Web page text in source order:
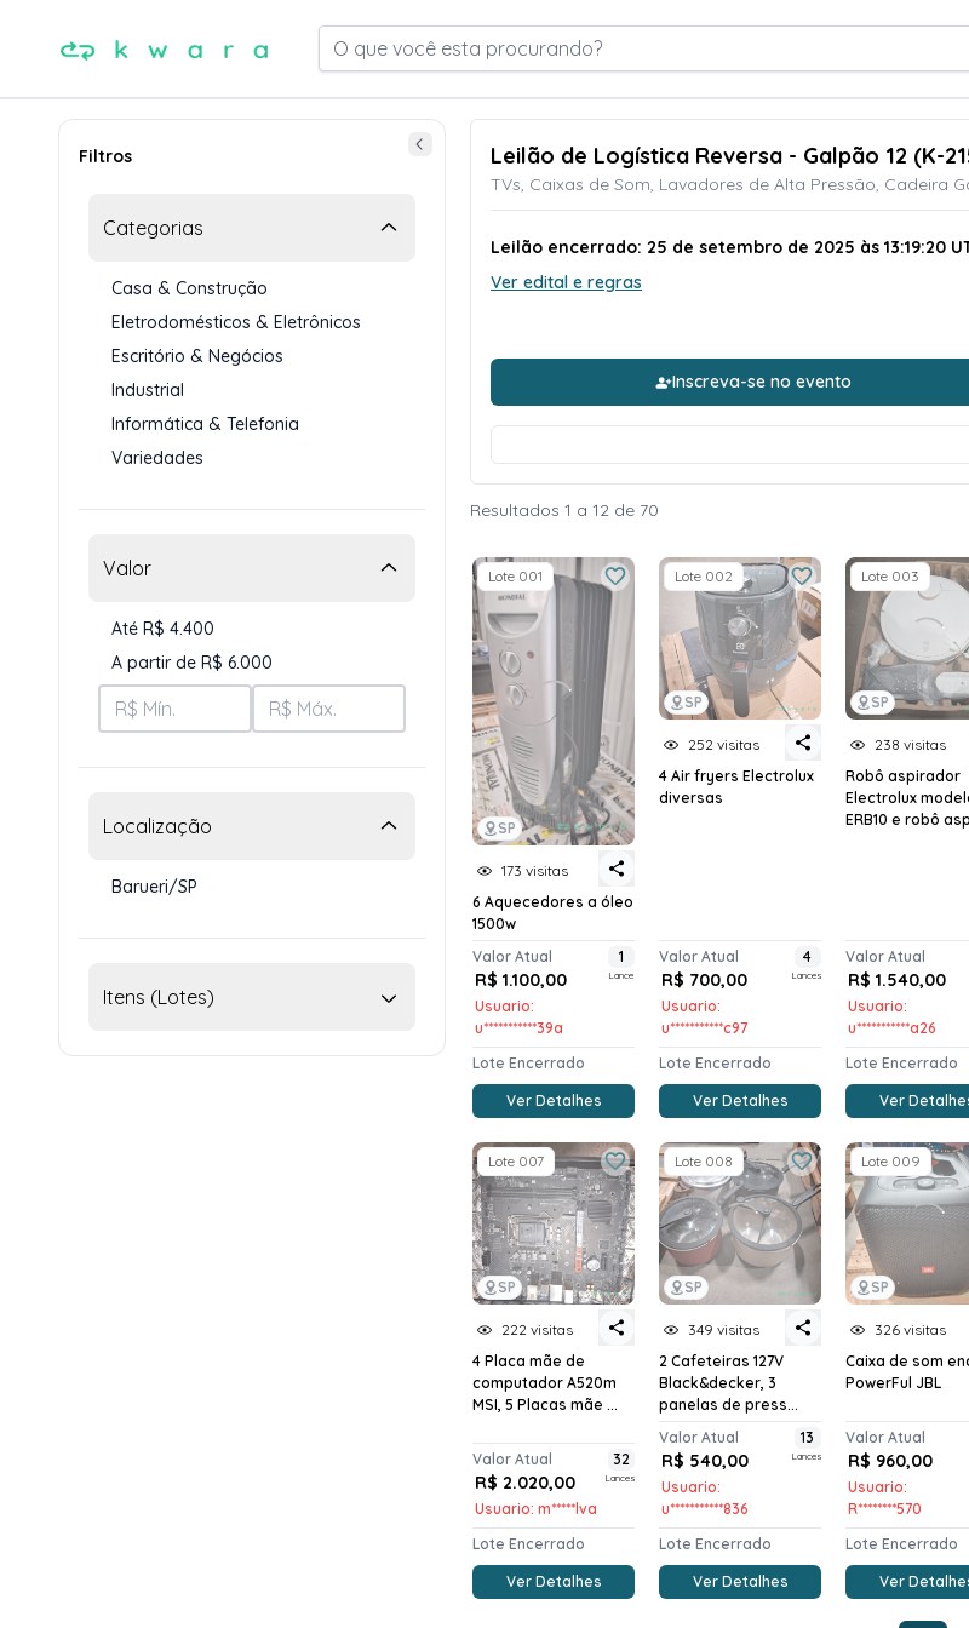
O que você esta procurando?
Filtros
Categorias
Casa & Construção
Eletrodomésticos & Eletrônicos
Escritório & Negócios
Industrial
Informática & Telefonia
Variedades
Valor
Até R$ 4.400
A partir de R$ 6.000
Localização
Barueri/SP
Itens (Lotes)
Leilão de Logística Reversa - Galpão 12 (K-
TVs, Caixas de Som, Lavadores de Alta Pressão, Cadeira
Leilão encerrado: 25 de setembro de 2025 às 13:19:20
Ver edital e regras
Inscreva-se no evento
Resultados 1 a 12 de 70
SP
Lote 001
173 visitas
6 Aquecedores a óleo
1500w
Valor Atual
R$ 1.100,00
Usuario:
u***********39a
1
Lance
Lote Encerrado
Ver Detalhes
SP
Lote 002
252 visitas
4 Air fryers Electrolux
diversas
Valor Atual
R$ 700,00
Usuario:
u***********c97
4
Lances
Lote Encerrado
Ver Detalhes
SP
Lote 003
238 visitas
Robô aspirador
Electrolux
ERB10 e robô
Valor Atual
R$ 1.540,00
Usuario:
u***********a26
Lote Encerrado
Ver
SP
Lote 007
222 visitas
4 Placa mãe de
computador A520m
MSI, 5 Placas mãe ...
Valor Atual
R$ 2.020,00
Usuario: m*****lva
32
Lances
Lote Encerrado
Ver Detalhes
SP
Lote 008
349 visitas
2 Cafeteiras 127V
Black&decker, 3
panelas de press...
Valor Atual
R$ 540,00
Usuario:
u***********836
13
Lances
Lote Encerrado
Ver Detalhes
SP
Lote 009
326 visitas
Caixa de som
PowerFul JBL
Valor Atual
R$ 960,00
Usuario:
R********570
Lote Encerrado
Ver